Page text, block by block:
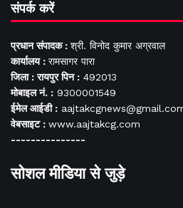
संपर्क करें
प्रधान संपादक : श्री. विनोद कुमार अग्रवाल
कार्यालय : रामसागर पारा
जिला : रायपुर पिन : 492013
मोबाइल नं. : 9300001549
ईमेल आईडी :
वेबसाइट : www.aajtakcg.com
---------------
सोशल मीडिया से जुड़े